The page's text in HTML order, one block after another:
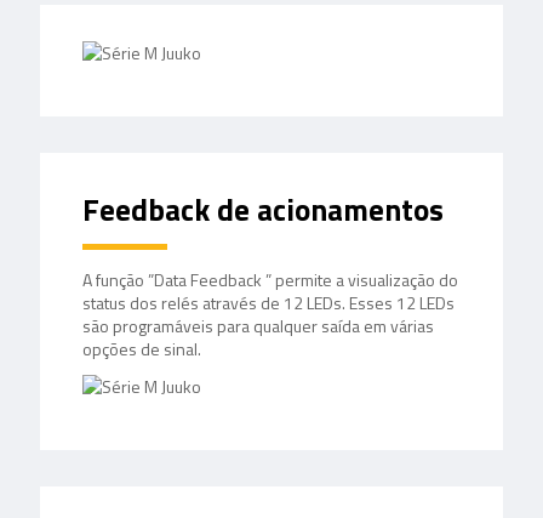
Feedback de acionamentos
A função ”Data Feedback ” permite a visualização do
status dos relés através de 12 LEDs. Esses 12 LEDs
são programáveis para qualquer saída em várias
opções de sinal.